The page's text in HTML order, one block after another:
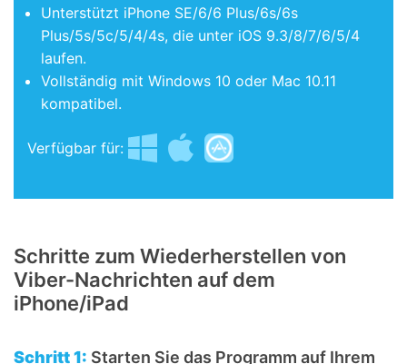
Unterstützt iPhone SE/6/6 Plus/6s/6s
Plus/5s/5c/5/4/4s, die unter iOS 9.3/8/7/6/5/4
laufen.
Vollständig mit Windows 10 oder Mac 10.11
kompatibel.
Verfügbar für:
Schritte zum Wiederherstellen von
Viber-Nachrichten auf dem
iPhone/iPad
Schritt 1: Starten Sie das Programm auf Ihrem